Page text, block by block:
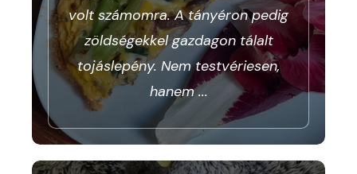
volt számomra. A tányéron pedig
zöldségekkel gazdagon tálalt
tojáslepény. Nem testvériesen,
hanem...